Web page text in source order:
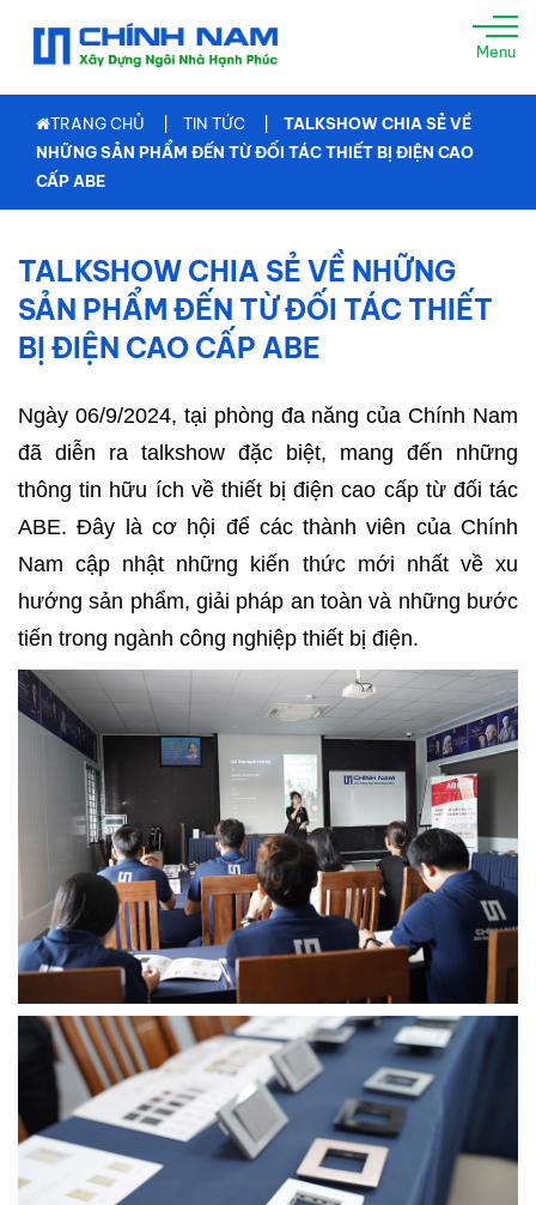
TRANG
CHỦ
GIỚI
THIỆU
XÂY
GÓI
TƯ
VẤN
THIẾT
THI
XÂY
DỰNG
Xây
Dựng
Phần
Thô
Xây
Dựng
Phần
PHÁP
LÝ
DỰ
ÁN
CHÍNH
NAM
TỨC
-
SỰ
Menu
TRANG CHỦ TIN TỨC
TALKSHOW CHIA SẺ VỀ
NHỮNG SẢN PHẨM ĐẾN TỪ ĐỐI TÁC THIẾT BỊ ĐIỆN CAO
CẤP ABE
TALKSHOW CHIA SẺ VỀ NHỮNG
SẢN PHẨM ĐẾN TỪ ĐỐI TÁC THIẾT
BỊ ĐIỆN CAO CẤP ABE
Ngày 06/9/2024, tại phòng đa năng của Chính Nam
đã diễn ra talkshow đặc biệt, mang đến những
thông tin hữu ích về thiết bị điện cao cấp từ đối tác
ABE. Đây là cơ hội để các thành viên của Chính
Nam cập nhật những kiến thức mới nhất về xu
hướng sản phẩm, giải pháp an toàn và những bước
tiến trong ngành công nghiệp thiết bị điện.